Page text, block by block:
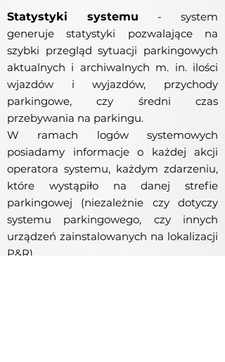
Statystyki systemu - system
generuje statystyki pozwalające na
szybki przegląd sytuacji parkingowych
aktualnych i archiwalnych m. in. ilości
wjazdów i wyjazdów, przychody
parkingowe, czy średni czas
przebywania na parkingu.
W ramach logów systemowych
posiadamy informacje o każdej akcji
operatora systemu, każdym zdarzeniu,
które wystąpiło na danej strefie
parkingowej (niezależnie czy dotyczy
systemu parkingowego, czy innych
urządzeń zainstalowanych na lokalizacji
P&R).